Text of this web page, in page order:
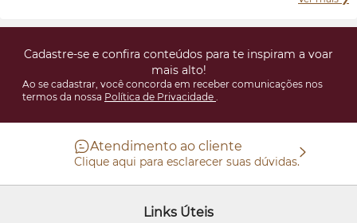
Cadastre-se e confira conteúdos para te inspiram a voar
mais alto!
Ao se cadastrar, você concorda em receber comunicações nos
termos da nossa Política de Privacidade .
Atendimento ao cliente
Clique aqui para esclarecer suas dúvidas.
Links Úteis